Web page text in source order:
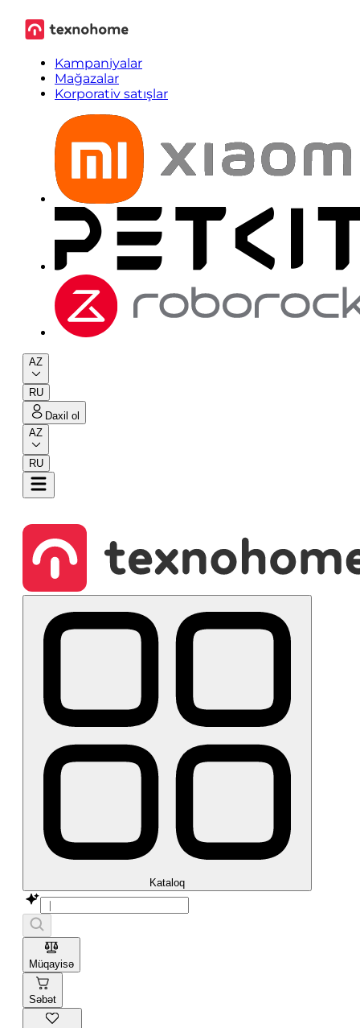
Kampaniyalar
Mağazalar
Korporativ satışlar
AZ
RU
Daxil ol
AZ
RU
Kataloq
Müqayisə
Səbət